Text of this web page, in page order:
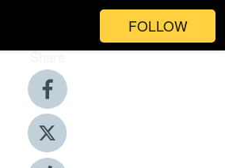
FOLLOW
Share